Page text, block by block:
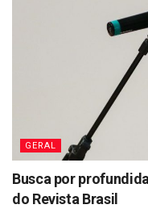
GERAL
Busca por
do Revista Brasil